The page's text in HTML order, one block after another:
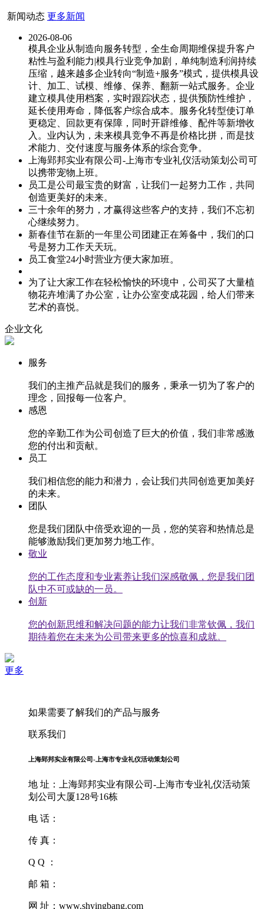
新闻动态 更多新闻
2026-08-06
模具企业从制造向服务转型，全生命周期维保提升客户
粘性与盈利能力|模具行业竞争加剧，单纯制造利润持续
压缩，越来越多企业转向“制造+服务”模式，提供模具设
计、加工、试模、维修、保养、翻新一站式服务。企业
建立模具使用档案，实时跟踪状态，提供预防性维护，
延长使用寿命，降低客户综合成本。服务化转型使订单
更稳定、回款更有保障，同时开辟维修、配件等新增收
入。业内认为，未来模具竞争不再是价格比拼，而是技
术能力、交付速度与服务体系的综合竞争。
上海郢邦实业有限公司-上海市专业礼仪活动策划公司可
以携带宠物上班。
员工是公司最宝贵的财富，让我们一起努力工作，共同
创造更美好的未来。
三十余年的努力，才赢得这些客户的支持，我们不忘初
心继续努力。
新春佳节在新的一年里公司团建正在筹备中，我们的口
号是努力工作天天玩。
员工食堂24小时营业方便大家加班。
为了让大家工作在轻松愉快的环境中，公司买了大量植
物花卉堆满了办公室，让办公室变成花园，给人们带来
艺术的喜悦。
企业文化
服务
我们的主推产品就是我们的服务，秉承一切为了客户的
理念，回报每一位客户。
感恩
您的辛勤工作为公司创造了巨大的价值，我们非常感激
您的付出和贡献。
员工
我们相信您的能力和潜力，会让我们共同创造更加美好
的未来。
团队
您是我们团队中倍受欢迎的一员，您的笑容和热情总是
能够激励我们更加努力地工作。
敬业
您的工作态度和专业素养让我们深感敬佩，您是我们团
队中不可或缺的一员。
创新
您的创新思维和解决问题的能力让我们非常钦佩，我们
期待着您在未来为公司带来更多的惊喜和成就。
更多
如果需要了解我们的产品与服务
联系我们
上海郢邦实业有限公司-上海市专业礼仪活动策划公司
地 址：上海郢邦实业有限公司-上海市专业礼仪活动策
划公司大厦128号16栋
电 话：
传 真：
Q Q ：
邮 箱：
网 址：www.shyingbang.com